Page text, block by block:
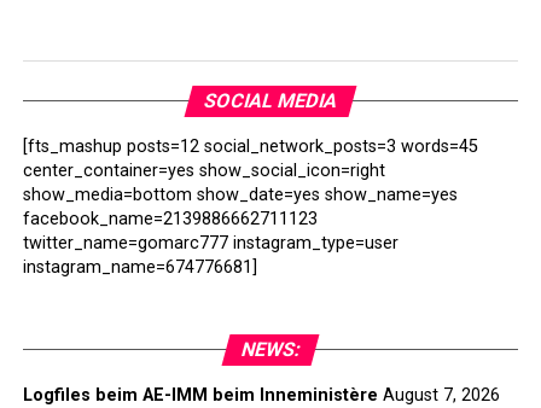
SOCIAL MEDIA
[fts_mashup posts=12 social_network_posts=3 words=45
center_container=yes show_social_icon=right
show_media=bottom show_date=yes show_name=yes
facebook_name=2139886662711123
twitter_name=gomarc777 instagram_type=user
instagram_name=674776681]
NEWS:
Logfiles beim AE-IMM beim Inneministère August 7, 2026